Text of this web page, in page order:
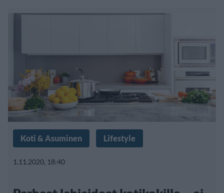
Koti & Asuminen Lifestyle
1.11.2020, 18:40